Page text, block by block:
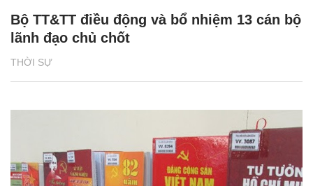
THỜI SỰ
Bộ TT&TT điều động và bổ nhiệm 13 cán bộ
lãnh đạo chủ chốt